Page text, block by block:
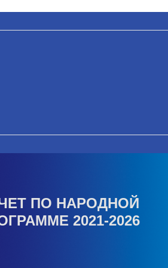
ПО НАРОДНОЙ
2021-2026